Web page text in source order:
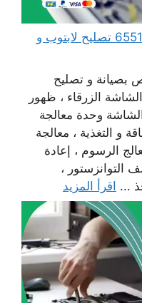
مهندس كمبيوتر الضباعية 65511033 تصليح لابتوب و
بصيانة و تصليح
الزرقاء ، ظهور
وحدة معالجة
و التغذية ، معالجة
الرسوم ، إعادة
التوانزستور ،
... اقرأ المزيد